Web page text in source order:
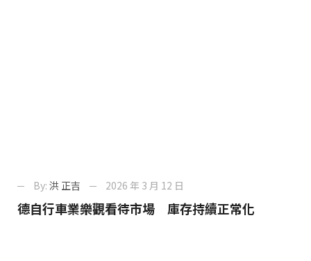
By: 洪 正吉 2026 年 3 月 12 日
德自行車業樂觀看待市場 庫存持續正常化